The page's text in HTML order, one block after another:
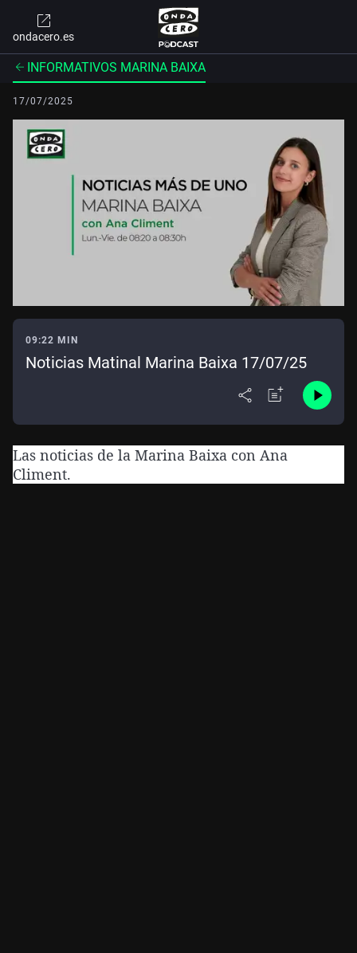
ondacero.es
INFORMATIVOS MARINA BAIXA
17/07/2025
09:22 MIN
Noticias Matinal Marina Baixa 17/07/25
Las noticias de la Marina Baixa con Ana
Climent.